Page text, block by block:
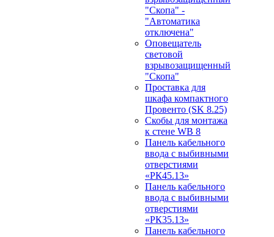
"Скопа" -
"Автоматика
отключена"
Оповещатель
световой
взрывозащищенный
"Скопа"
Проставка для
шкафа компактного
Провенто (SK 8.25)
Скобы для монтажа
к стене WB 8
Панель кабельного
ввода с выбивными
отверстиями
«РК45.13»
Панель кабельного
ввода с выбивными
отверстиями
«РК35.13»
Панель кабельного